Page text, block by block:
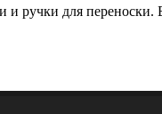
и ручки для переноски.